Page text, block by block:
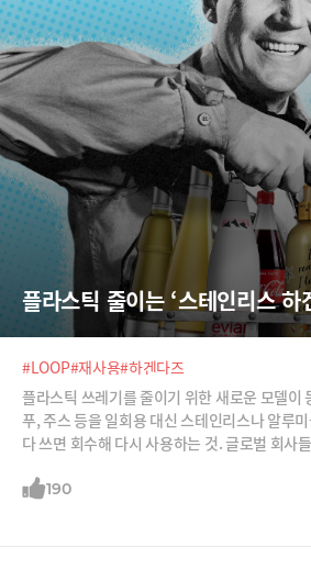
플라스틱 줄이는 ‘스테인리스 하
#LOOP#재사용#하겐다즈
플라스틱 쓰레기를 줄이기 위한 새로운 모델이
푸, 주스 등을 일회용 대신 스테인리스나 알루
다 쓰면 회수해 다시 사용하는 것. 글로벌 회사
190